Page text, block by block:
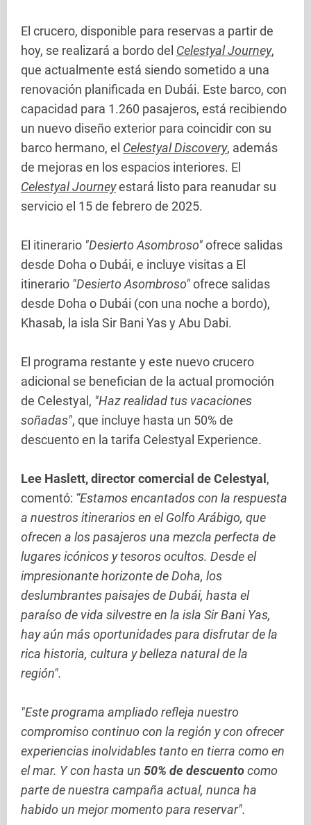
El crucero, disponible para reservas a partir de
hoy, se realizará a bordo del Celestyal Journey,
que actualmente está siendo sometido a una
renovación planificada en Dubái. Este barco, con
capacidad para 1.260 pasajeros, está recibiendo
un nuevo diseño exterior para coincidir con su
barco hermano, el Celestyal Discovery, además
de mejoras en los espacios interiores. El
Celestyal Journeyestará listo para reanudar su
servicio el 15 de febrero de 2025.
El itinerario "Desierto Asombroso"ofrece salidas
desde Doha o Dubái, e incluye visitas a El
itinerario "Desierto Asombroso"ofrece salidas
desde Doha o Dubái (con una noche a bordo),
Khasab, la isla Sir Bani Yas y Abu Dabi.
El programa restante y este nuevo crucero
adicional se benefician de la actual promoción
de Celestyal, "Haz realidad tus vacaciones
soñadas", que incluye hasta un 50% de
descuento en la tarifa Celestyal Experience.
Lee Haslett, director comercial de Celestyal ,
comentó: “Estamos encantados con la respuesta
a nuestros itinerarios en el Golfo Arábigo, que
ofrecen a los pasajeros una mezcla perfecta de
lugares icónicos y tesoros ocultos. Desde el
impresionante horizonte de Doha, los
deslumbrantes paisajes de Dubái, hasta el
paraíso de vida silvestre en la isla Sir Bani Yas,
hay aún más oportunidades para disfrutar de la
rica historia, cultura y belleza natural de la
región".
"Este programa ampliado refleja nuestro
compromiso continuo con la región y con ofrecer
experiencias inolvidables tanto en tierra como en
el mar. Y con hasta un 50% de descuentocomo
parte de nuestra campaña actual, nunca ha
habido un mejor momento para reservar".